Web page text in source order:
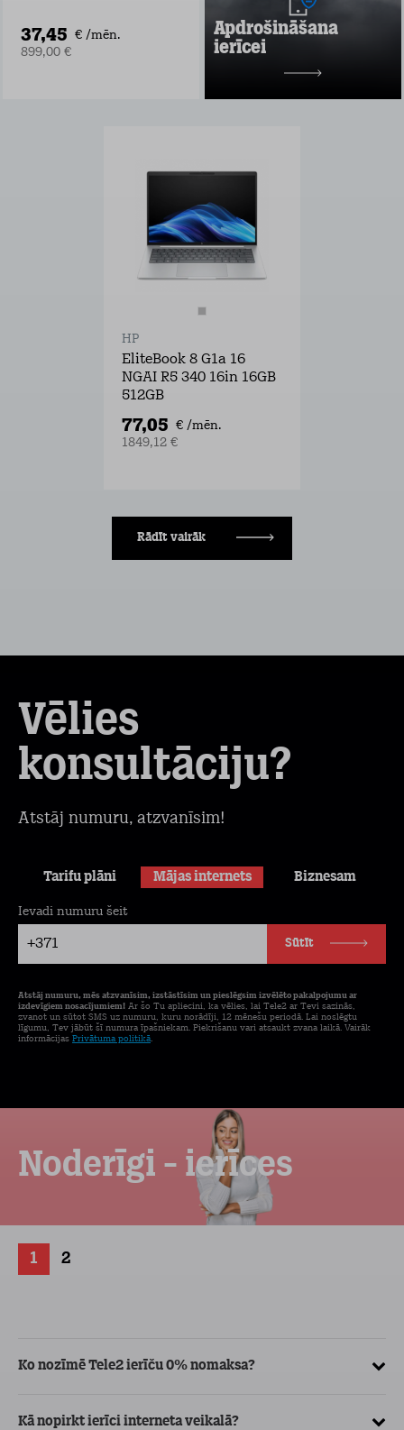
37,45 € /mēn.
899,00 €
Apdrošināšana
ierīceiUzzināt vairāk
HP
EliteBook 8 G1a 16
NGAI R5 340 16in 16GB
512GB
77,05 € /mēn.
1849,12 €
Rādīt vairāk
Vēlies
konsultāciju?
Atstāj numuru, atzvanīsim!
Tarifu plāni Mājas internets Biznesam
+371
Ievadi numuru šeit
Sūtīt
Atstāj numuru, mēs atzvanīsim, izstāstīsim un pieslēgsim izvēlēto pakalpojumu ar
izdevīgiem nosacījumiem! Ar šo Tu apliecini, ka vēlies, lai Tele2 ar Tevi sazinās,
zvanot un sūtot SMS uz numuru, kuru norādīji, 12 mēnešu periodā. Lai noslēgtu
līgumu, Tev jābūt šī numura īpašniekam. Piekrišanu vari atsaukt zvana laikā. Vairāk
informācijas Privātuma politikā.
Noderīgi - ierīces
1 2
Ko nozīmē Tele2 ierīču 0% nomaksa?
Kā nopirkt ierīci interneta veikalā?